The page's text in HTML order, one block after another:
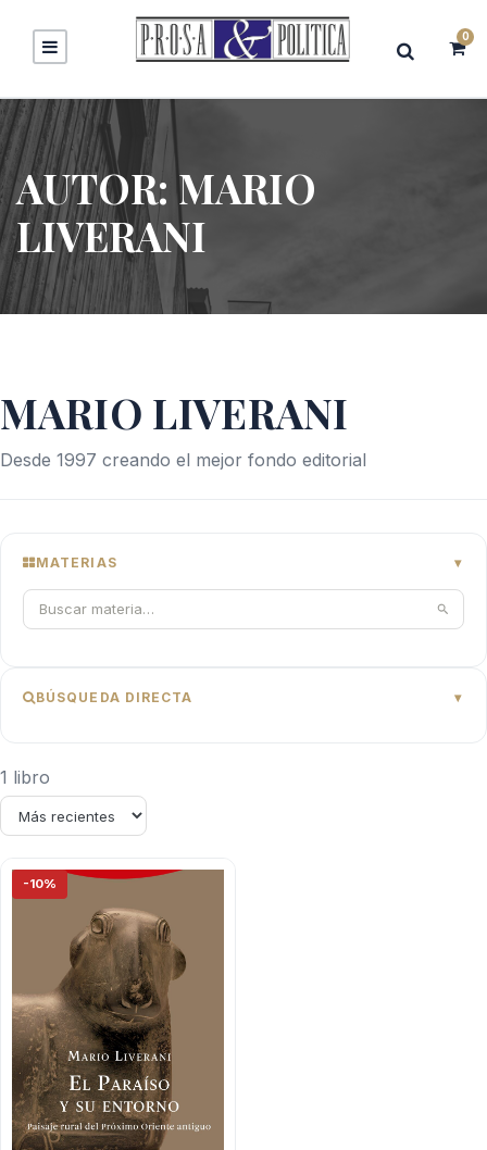
0
AUTOR:MARIO
LIVERANI
MARIO LIVERANI
Desde 1997 creando el mejor fondo editorial
MATERIAS
BÚSQUEDA DIRECTA
1 libro
-10%